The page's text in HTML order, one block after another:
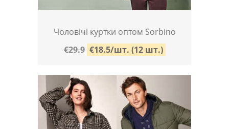
Чоловічі куртки оптом Sorbino
€29.9 €18.5/шт. (12 шт.)